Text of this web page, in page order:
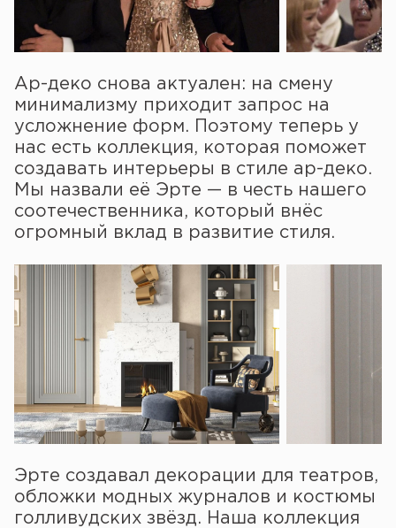
Ар-деко снова актуален: на смену
минимализму приходит запрос на
усложнение форм. Поэтому теперь у
нас есть коллекция, которая поможет
создавать интерьеры в стиле ар-деко.
Мы назвали её Эрте — в честь нашего
соотечественника, который внёс
огромный вклад в развитие стиля.
Эрте создавал декорации для театров,
обложки модных журналов и костюмы
голливудских звёзд. Наша коллекция